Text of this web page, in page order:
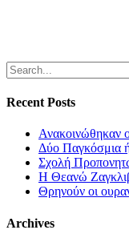
Recent Posts
Ανακοινώθηκαν
Δύο Παγκόσμια ή
Σχολή
Η Θεανώ
Θρηνούν οι
Archives